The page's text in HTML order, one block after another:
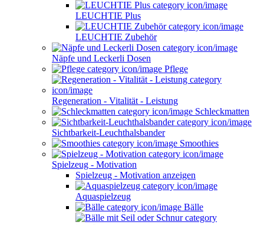
LEUCHTIE Plus
LEUCHTIE Zubehör
Näpfe und Leckerli Dosen
Pflege
Regeneration - Vitalität - Leistung
Schleckmatten
Sichtbarkeit-Leuchthalsbander
Smoothies
Spielzeug - Motivation
Spielzeug - Motivation anzeigen
Aquaspielzeug
Bälle